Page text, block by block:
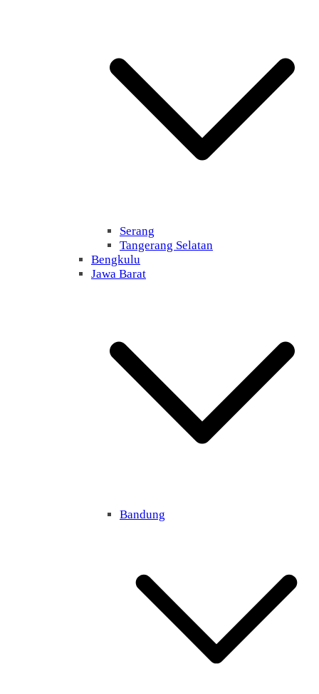
Serang
Tangerang Selatan
Bengkulu
Jawa Barat
Bandung